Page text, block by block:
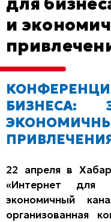
и
БИЗНЕСА:
22 апреля в
«Интернет для
экономичный
организованная